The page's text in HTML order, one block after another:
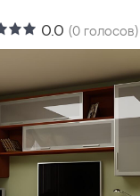
0.0 (0 голосов)